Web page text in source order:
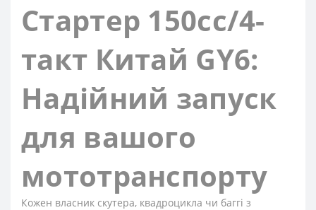
Стартер 150сс/4-
такт Китай GY6:
Надійний запуск
для вашого
мототранспорту
Кожен власник скутера, квадроцикла чи баггі з